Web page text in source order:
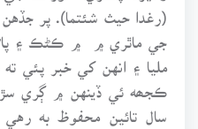
(رغدا حيث شئتما). پر جڏهن
جي ماٿري ۾ ۾ ڪڻڪ ۽
مليا ۽ انهن کي خبر پئي
ڪجھه ئي ڏينهن ۾ ڳري
سال تائين محفوظ به